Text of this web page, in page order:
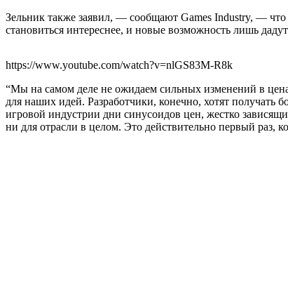
Зельник также заявил, — сообщают Games Industry, —
становиться интереснее, и новые возможность лишь
https://www.youtube.com/watch?v=nlGS83M-R8k
“Мы на самом деле не ожидаем сильных изменений в
для наших идей. Разработчики, конечно, хотят получать
игровой индустрии дни синусоидов цен, жестко
ни для отрасли в целом. Это действительно первый раз,